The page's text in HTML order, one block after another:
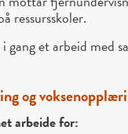
ressursskoler.
gang et arbeid med
og
arbeide for: